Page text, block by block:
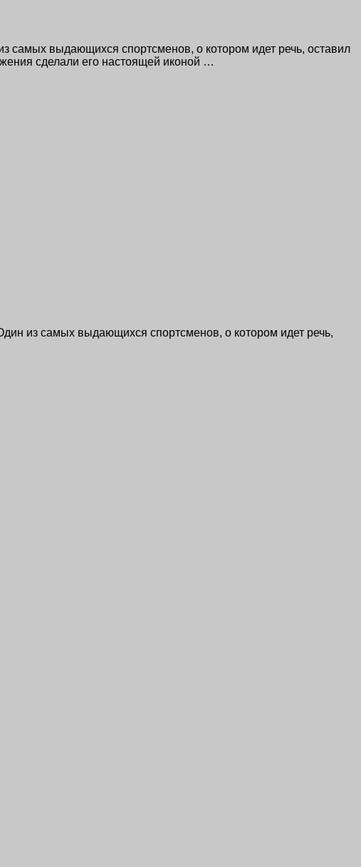
самых выдающихся спортсменов, о котором идет речь, оставил
сделали его настоящей иконой …
из самых выдающихся спортсменов, о котором идет речь,